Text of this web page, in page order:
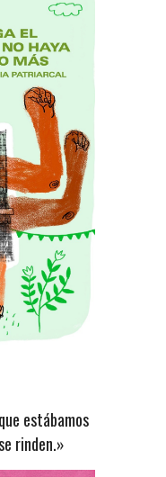
estábamos
rinden.»